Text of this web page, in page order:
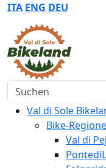
ITA ENG DEU
Suchen
Val di Sole
Bike-
Val di